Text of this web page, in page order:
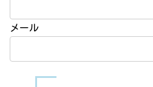
メール